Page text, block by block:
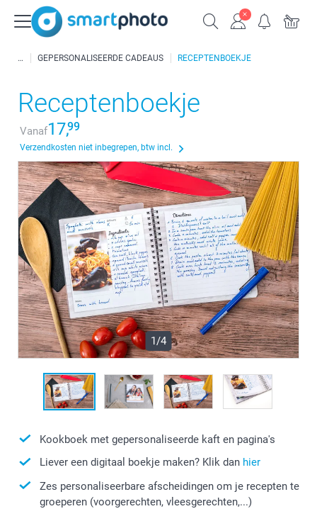
GEPERSONALISEERDE CADEAUS RECEPTENBOEKJE
Receptenboekje
Vanaf17,99
Verzendkosten niet inbegrepen, btw incl.
1/4
Kookboek met gepersonaliseerde kaft en pagina's
Liever een digitaal boekje maken? Klik dan hier
Zes personaliseerbare afscheidingen om je recepten te
groeperen (voorgerechten, vleesgerechten,...)